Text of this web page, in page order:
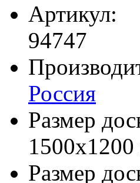
Артикул:
94747
Россия
Размер
Размер